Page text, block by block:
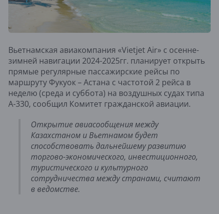
Вьетнамская авиакомпания «Vietjet Air» с осенне-
зимней навигации 2024-2025гг. планирует открыть
прямые регулярные пассажирские рейсы по
маршруту Фукуок – Астана с частотой 2 рейса в
неделю (среда и суббота) на воздушных судах типа
А-330, сообщил Комитет гражданской авиации.
Открытие авиасообщения между
Казахстаном и Вьетнамом будет
способствовать дальнейшему развитию
торгово-экономического, инвестиционного,
туристического и культурного
сотрудничества между странами, считают
в ведомстве.